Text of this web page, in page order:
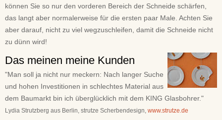
können Sie so nur den vorderen Bereich der Schneide schärfen,
das langt aber normalerweise für die ersten paar Male. Achten Sie
aber darauf, nicht zu viel wegzuschleifen, damit die Schneide nicht
zu dünn wird!
Das meinen meine Kunden
"Man soll ja nicht nur meckern: Nach langer Suche
und hohen Investitionen in schlechtes Material aus
dem Baumarkt bin ich überglücklich mit dem KING Glasbohrer."
Lydia Strutzberg aus Berlin, strutze Scherbendesign, www.strutze.de